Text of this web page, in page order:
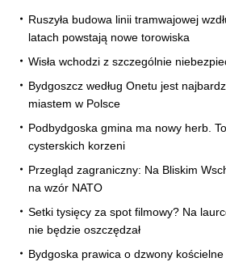
Ruszyła budowa linii tramwajowej
latach powstają nowe torowiska
Wisła wchodzi z szczególnie
Bydgoszcz według Onetu jest
miastem w Polsce
Podbydgoska gmina ma nowy herb.
cysterskich korzeni
Przegląd zagraniczny: Na Bliskim
na wzór NATO
Setki tysięcy za spot filmowy? Na
nie będzie oszczędzał
Bydgoska prawica o dzwony